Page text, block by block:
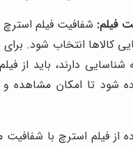
فیلم: شفافیت فیلم استرچ
کالاها انتخاب شود.
شناسایی دارند، باید از
شود تا امکان مشاهده و
از فیلم استرچ با